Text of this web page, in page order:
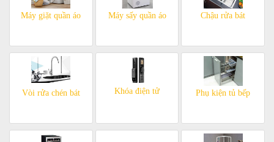
Máy giặt quần áo Máy sấy quần áo Chậu rửa bát
Vòi rửa chén bát Khóa điện tử Phụ kiện tủ bếp